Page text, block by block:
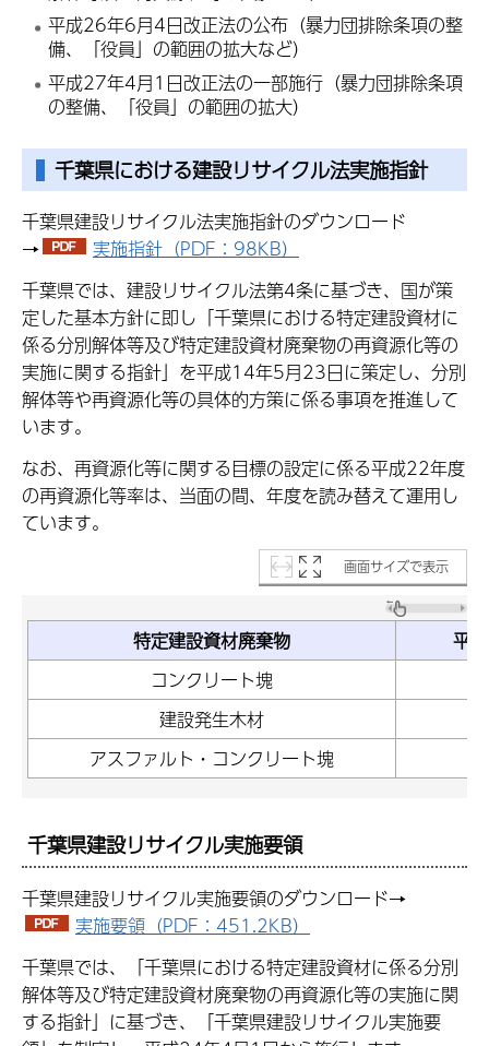
平成26年6月4日改正法の公布（暴力団排除条項の整
備、「役員」の範囲の拡大など）
平成27年4月1日改正法の一部施行（暴力団排除条項
の整備、「役員」の範囲の拡大）
千葉県における建設リサイクル法実施指針
千葉県建設リサイクル法実施指針のダウンロード
→
実施指針（PDF：98KB）
千葉県では、建設リサイクル法第4条に基づき、国が策
定した基本方針に即し「千葉県における特定建設資材に
係る分別解体等及び特定建設資材廃棄物の再資源化等の
実施に関する指針」を平成14年5月23日に策定し、分別
解体等や再資源化等の具体的方策に係る事項を推進して
います。
なお、再資源化等に関する目標の設定に係る平成22年度
の再資源化等率は、当面の間、年度を読み替えて運用し
ています。
画面サイズで表示
特定建設資材廃棄物
平
コンクリート塊
建設発生木材
アスファルト・コンクリート塊
千葉県建設リサイクル実施要領
千葉県建設リサイクル実施要領のダウンロード→
実施要領（PDF：451.2KB）
千葉県では、「千葉県における特定建設資材に係る分別
解体等及び特定建設資材廃棄物の再資源化等の実施に関
する指針」に基づき、「千葉県建設リサイクル実施要